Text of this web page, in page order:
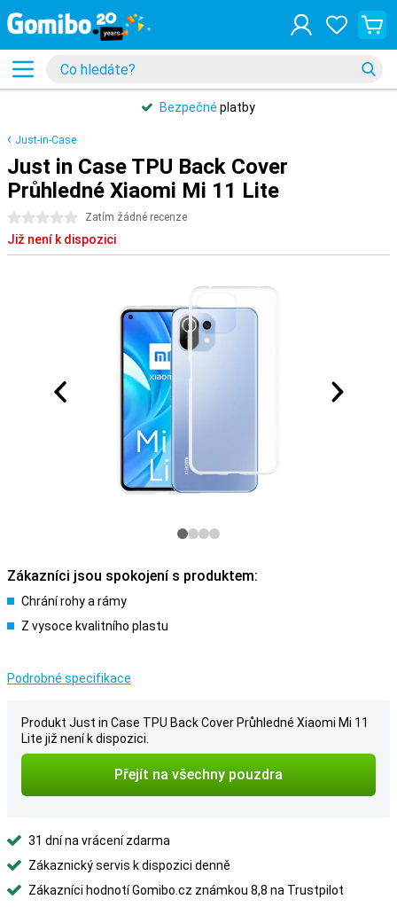
Bezpečné platby
Just-in-Case
Just in Case TPU Back Cover
Průhledné Xiaomi Mi 11 Lite
0 hvězdičky Zatím žádné recenze
Již není k dispozici
Zákazníci jsou spokojení s produktem:
Chrání rohy a rámy
Z vysoce kvalitního plastu
Podrobné specifikace
Produkt Just in Case TPU Back Cover Průhledné Xiaomi Mi 11
Lite již není k dispozici.
Přejít na všechny pouzdra
31 dní na vrácení zdarma
Zákaznický servis k dispozici denně
Zákazníci hodnotí Gomibo.cz známkou 8,8 na Trustpilot